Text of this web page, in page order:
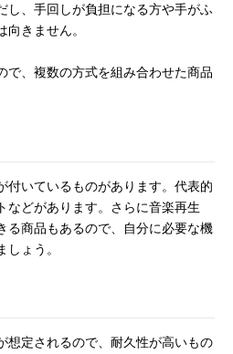
電源
し、手回しが負担になる方や手がふ
きません。
で、複数の方式を組み合わせた商品
付いているものがあります。代表的
などがあります。さらに音楽再生
る商品もあるので、自分に必要な機
ょう。
想定されるので、耐久性が高いもの